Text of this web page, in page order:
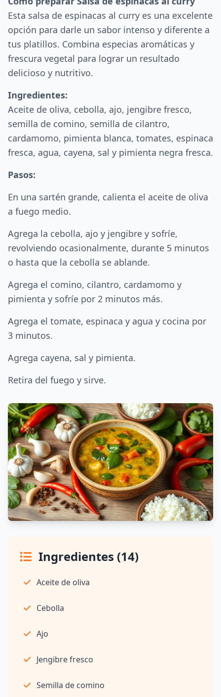
Esta salsa de espinacas al curry es una excelente
opción para darle un sabor intenso y diferente a
tus platillos. Combina especias aromáticas y
frescura vegetal para lograr un resultado
delicioso y nutritivo.
Ingredientes:
Aceite de oliva, cebolla, ajo, jengibre fresco,
semilla de comino, semilla de cilantro,
cardamomo, pimienta blanca, tomates, espinaca
fresca, agua, cayena, sal y pimienta negra fresca.
Pasos:
En una sartén grande, calienta el aceite de oliva
a fuego medio.
Agrega la cebolla, ajo y jengibre y sofríe,
revolviendo ocasionalmente, durante 5 minutos
o hasta que la cebolla se ablande.
Agrega el comino, cilantro, cardamomo y
pimienta y sofríe por 2 minutos más.
Agrega el tomate, espinaca y agua y cocina por
3 minutos.
Agrega cayena, sal y pimienta.
Retira del fuego y sirve.
Ingredientes (14)
Aceite de oliva
Cebolla
Ajo
Jengibre fresco
Semilla de comino